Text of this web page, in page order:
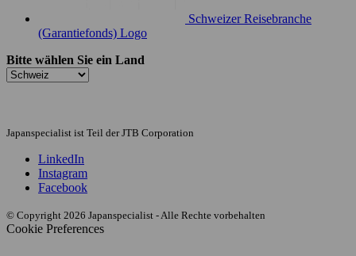
Schweizer Reisebranche
(Garantiefonds) Logo
Bitte wählen Sie ein Land
Japanspecialist ist Teil der JTB Corporation
LinkedIn
Instagram
Facebook
© Copyright 2026 Japanspecialist - Alle Rechte vorbehalten
Cookie Preferences